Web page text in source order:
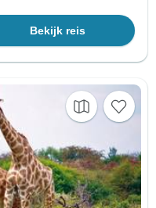
Bekijk reis